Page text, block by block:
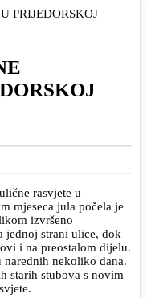
rasvjete u
mjeseca jula počela je
izvršeno
jednoj strani ulice, dok
i na preostalom dijelu.
nekoliko dana.
starih stubova s novim